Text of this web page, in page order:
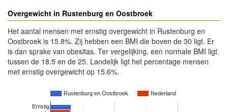
Overgewicht in Rustenburg en Oostbroek
Het aantal mensen met ernstig overgewicht in Rustenburg en
Oostbroek is 15.8%. Zij hebben een BMI die boven de 30 ligt. Er
is dan sprake van obesitas. Ter vergelijking, een normale BMI ligt
tussen de 18.5 en de 25. Landelijk ligt het percentage mensen
met ernstig overgewicht op 15.6%.
Rustenburg en Oostbroek Nederland
Ernstig